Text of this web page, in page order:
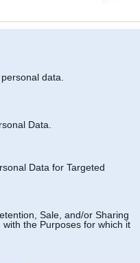
data.
Data.
Data for Targeted
Sale, and/or Sharing
the Purposes for which it
celji?
celji?